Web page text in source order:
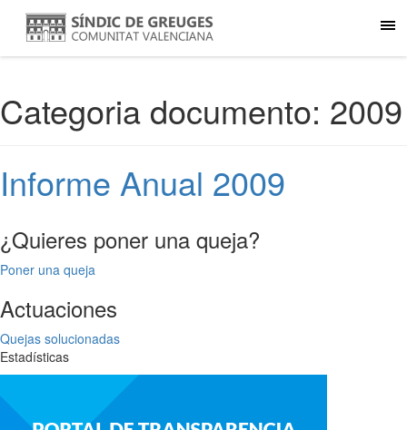
Categoria documento: 2009
Informe Anual 2009
¿Quieres poner una queja?
Poner una queja
Actuaciones
Quejas solucionadas
Estadísticas